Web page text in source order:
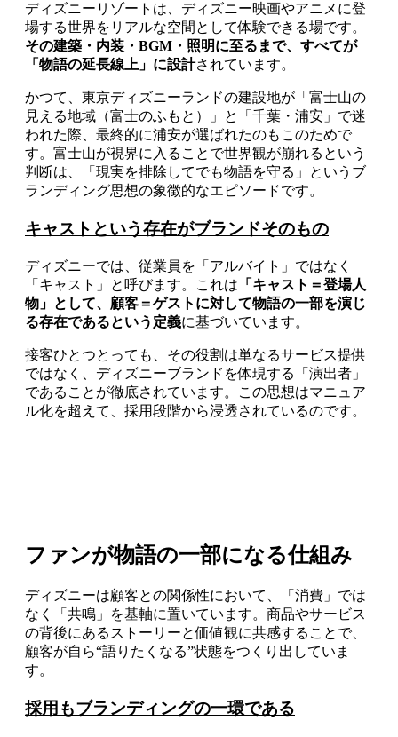
ディズニーリゾートは、ディズニー映画やアニメに登
場する世界をリアルな空間として体験できる場です。
その建築・内装・BGM・照明に至るまで、すべてが
「物語の延長線上」に設計されています。
かつて、東京ディズニーランドの建設地が「富士山の
見える地域（富士のふもと）」と「千葉・浦安」で迷
われた際、最終的に浦安が選ばれたのもこのためで
す。富士山が視界に入ることで世界観が崩れるという
判断は、「現実を排除してでも物語を守る」というブ
ランディング思想の象徴的なエピソードです。
キャストという存在がブランドそのもの
ディズニーでは、従業員を「アルバイト」ではなく
「キャスト」と呼びます。これは 「キャスト＝登場人
物」として、顧客＝ゲストに対して物語の一部を演じ
る存在であるという定義に基づいています。
接客ひとつとっても、その役割は単なるサービス提供
ではなく、ディズニーブランドを体現する「演出者」
であることが徹底されています。この思想はマニュア
ル化を超えて、採用段階から浸透されているのです。
ファンが物語の一部になる仕組み
ディズニーは顧客との関係性において、「消費」では
なく「共鳴」を基軸に置いています。商品やサービス
の背後にあるストーリーと価値観に共感することで、
顧客が自ら“語りたくなる”状態をつくり出していま
す。
採用もブランディングの一環である